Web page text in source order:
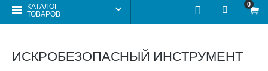
КАТАЛОГ
ТОВАРОВ
0
ИСКРОБЕЗОПАСНЫЙ ИНСТРУМЕНТ